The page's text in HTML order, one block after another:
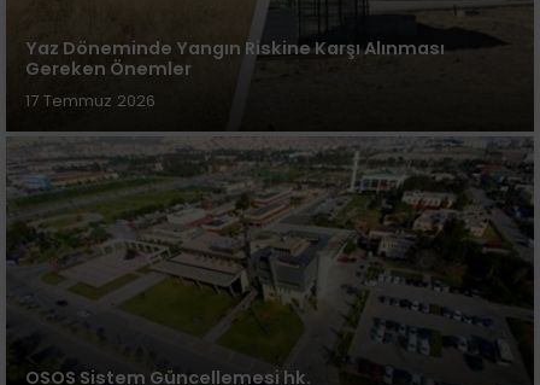
Yaz Döneminde Yangın Riskine Karşı Alınması
Gereken Önemler
17 Temmuz 2026
OSOS Sistem Güncellemesi hk.